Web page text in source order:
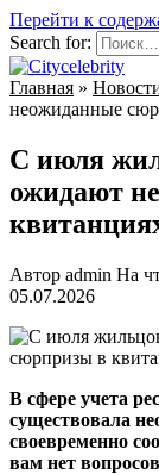
Перейти к
Search for:
Главная »
неожиданные
С июля
ожидают
Автор admin На
05.07.2026
В сфере учета
существовала
своевременно
вам нет